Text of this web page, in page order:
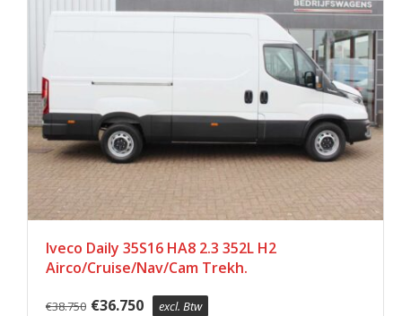
Iveco Daily 35S16 HA8 2.3 352L H2
Airco/Cruise/Nav/Cam Trekh.
€38.750 €36.750 excl. Btw